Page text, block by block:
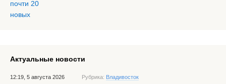
Актуальные новости
12:19, 5 августа 2026 Рубрика: Владивосток